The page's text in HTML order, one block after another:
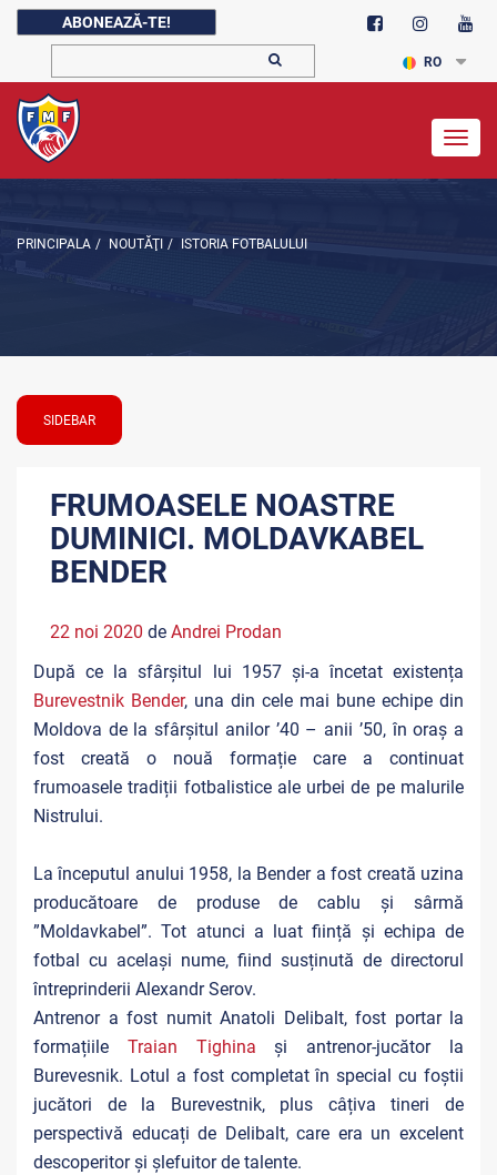
ABONEAZĂ-TE!
RO
PRINCIPALA / NOUTĂŢI / ISTORIA FOTBALULUI
SIDEBAR
FRUMOASELE NOASTRE
DUMINICI. MOLDAVKABEL
BENDER
22 noi 2020 de Andrei Prodan
După ce la sfârșitul lui 1957 și-a încetat existența
Burevestnik Bender, una din cele mai bune echipe din
Moldova de la sfârșitul anilor ’40 – anii ’50, în oraș a
fost creată o nouă formație care a continuat
frumoasele tradiții fotbalistice ale urbei de pe malurile
Nistrului.
La începutul anului 1958, la Bender a fost creată uzina
producătoare de produse de cablu și sârmă
”Moldavkabel”. Tot atunci a luat ființă și echipa de
fotbal cu același nume, fiind susținută de directorul
întreprinderii Alexandr Serov.
Antrenor a fost numit Anatoli Delibalt, fost portar la
formațiile Traian Tighina și antrenor-jucător la
Burevesnik. Lotul a fost completat în special cu foștii
jucători de la Burevestnik, plus câțiva tineri de
perspectivă educați de Delibalt, care era un excelent
descoperitor și șlefuitor de talente.